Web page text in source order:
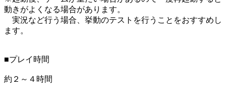
動きがよくなる場合があります。
実況など行う場合、挙動のテストを行うことをおすすめし
ます。
■プレイ時間
約２～４時間